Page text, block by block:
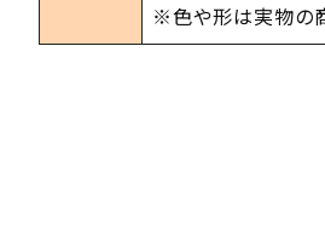
※色や形は実物の